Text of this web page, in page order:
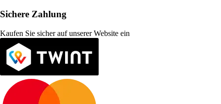
Sichere Zahlung
Kaufen Sie sicher auf unserer Website ein